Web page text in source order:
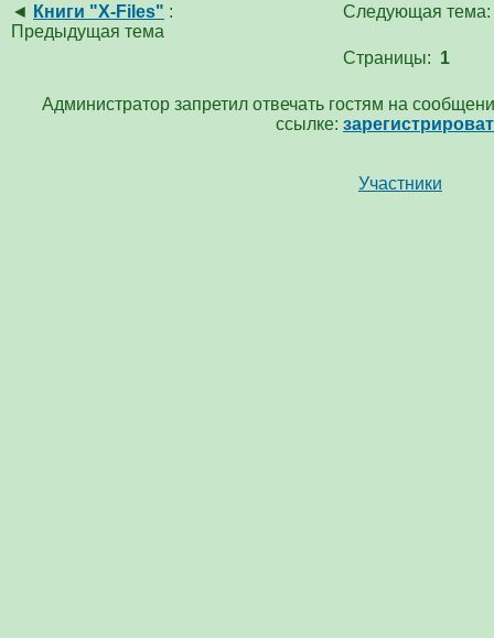
◄ Книги "X-Files" :
Предыдущая тема
Следующая тема:
Страницы: 1
Администратор запретил отвечать гостям на
ссылке:
Участники